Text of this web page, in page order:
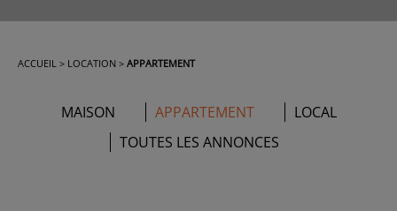
ACCUEIL > LOCATION > APPARTEMENT
MAISON APPARTEMENT
LOCAL
TOUTES LES ANNONCES